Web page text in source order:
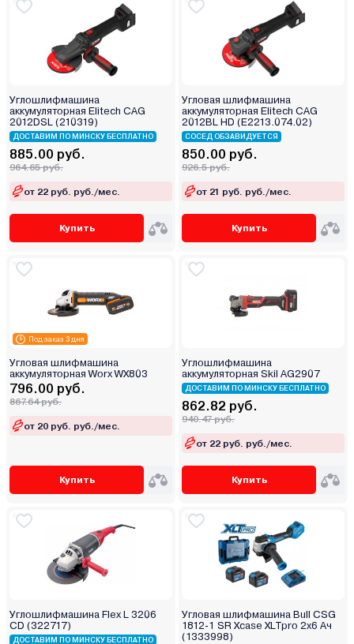
Углошлифмашина
аккумуляторная Elitech CAG
2012DSL (210319)
ДОСТАВИМ ПО МИНСКУ БЕСПЛАТНО
885.00 руб.
964.65 руб.
от 22 руб. руб./мес.
Купить
Угловая шлифмашина
аккумуляторная Elitech CAG
2012BL HD (E2213.074.02)
СОСЕД ОБЗАВИДУЕТСЯ
850.00 руб.
926.5 руб.
от 21 руб. руб./мес.
Купить
Под заказ 3 дня
Угловая шлифмашина
аккумуляторная Worx WX803
796.00 руб.
867.64 руб.
от 20 руб. руб./мес.
Купить
Углошлифмашина
аккумуляторная Skil AG2907
ДОСТАВИМ ПО МИНСКУ БЕСПЛАТНО
862.82 руб.
940.47 руб.
от 22 руб. руб./мес.
Купить
Углошлифмашина Flex L 3206
CD (322717)
ДОСТАВИМ ПО МИНСКУ БЕСПЛАТНО
Угловая шлифмашина Bull CSG
1812-1 SR Xcase XLTpro 2x6 Ач
(1333998)